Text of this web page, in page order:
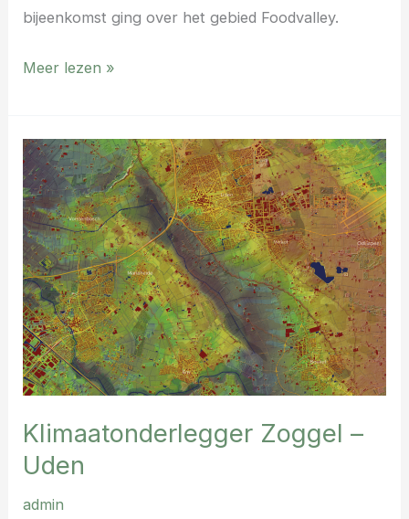
bijeenkomst ging over het gebied Foodvalley.
Meer lezen »
Klimaatonderlegger Zoggel –
Uden
admin
Klimaatonderlegger
Zoggel
–
Uden